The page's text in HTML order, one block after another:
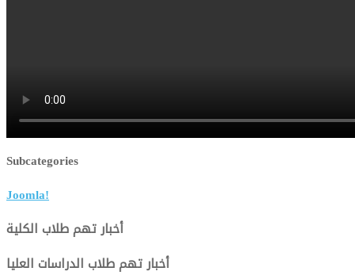
Subcategories
Joomla!
أخبار تهم طلاب الكلية
أخبار تهم طلاب الدراسات العليا